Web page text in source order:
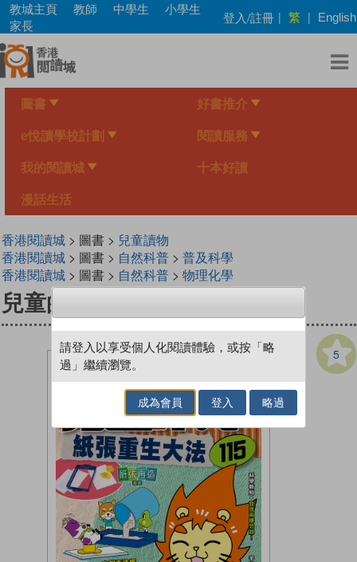
Skip
main
content
教城主頁 教師 中學生
小學生
家長
登入/註冊 | 繁 | English
圖書 好書推介
e悅讀學校計劃 閱讀服務
我的閱讀城 十本好讀
漫話生活
香港閱讀城> 圖書 > 兒童讀物
香港閱讀城> 圖書 > 自然科普> 普及科學
香港閱讀城> 圖書 > 自然科普> 物理化學
兒童的科學 115 紙張重生大法
5
請登入以享受個人化閱讀體驗，或按「略
過」繼續瀏覽。
成為會員 登入 略過